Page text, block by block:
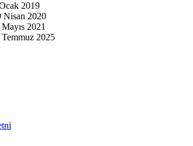
2019
Nisan 2020
2021
Temmuz 2025